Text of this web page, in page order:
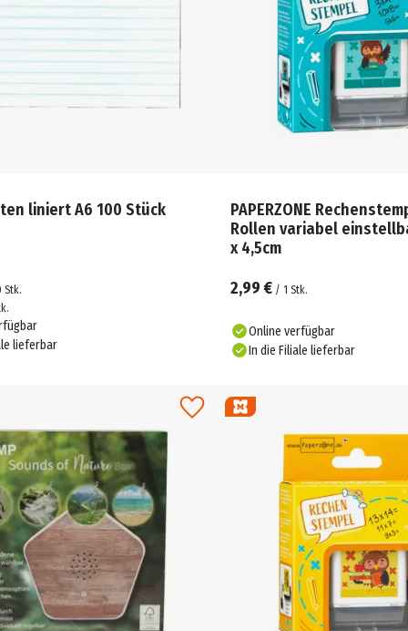
liniert A6 100 Stück
Stk.
lieferbar
PAPERZONE
Rollen variabel
x 4,5cm
2,99 €/ 1 Stk.
Online verfügbar
In die Filiale lieferbar